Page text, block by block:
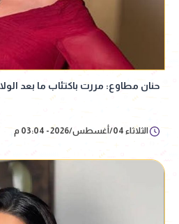
حنان مطاوع: مررت باكتئاب ما بعد
الثلاثاء 04/أغسطس/2026 - 03:04 م